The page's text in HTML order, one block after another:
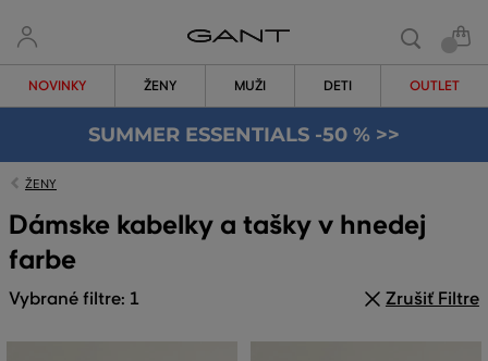
NOVINKY ŽENY MUŽI DETI OUTLET
SUMMER ESSENTIALS -50 % >>
ŽENY
Dámske kabelky a tašky v hnedej
farbe
Vybrané filtre: 1 Zrušiť Filtre